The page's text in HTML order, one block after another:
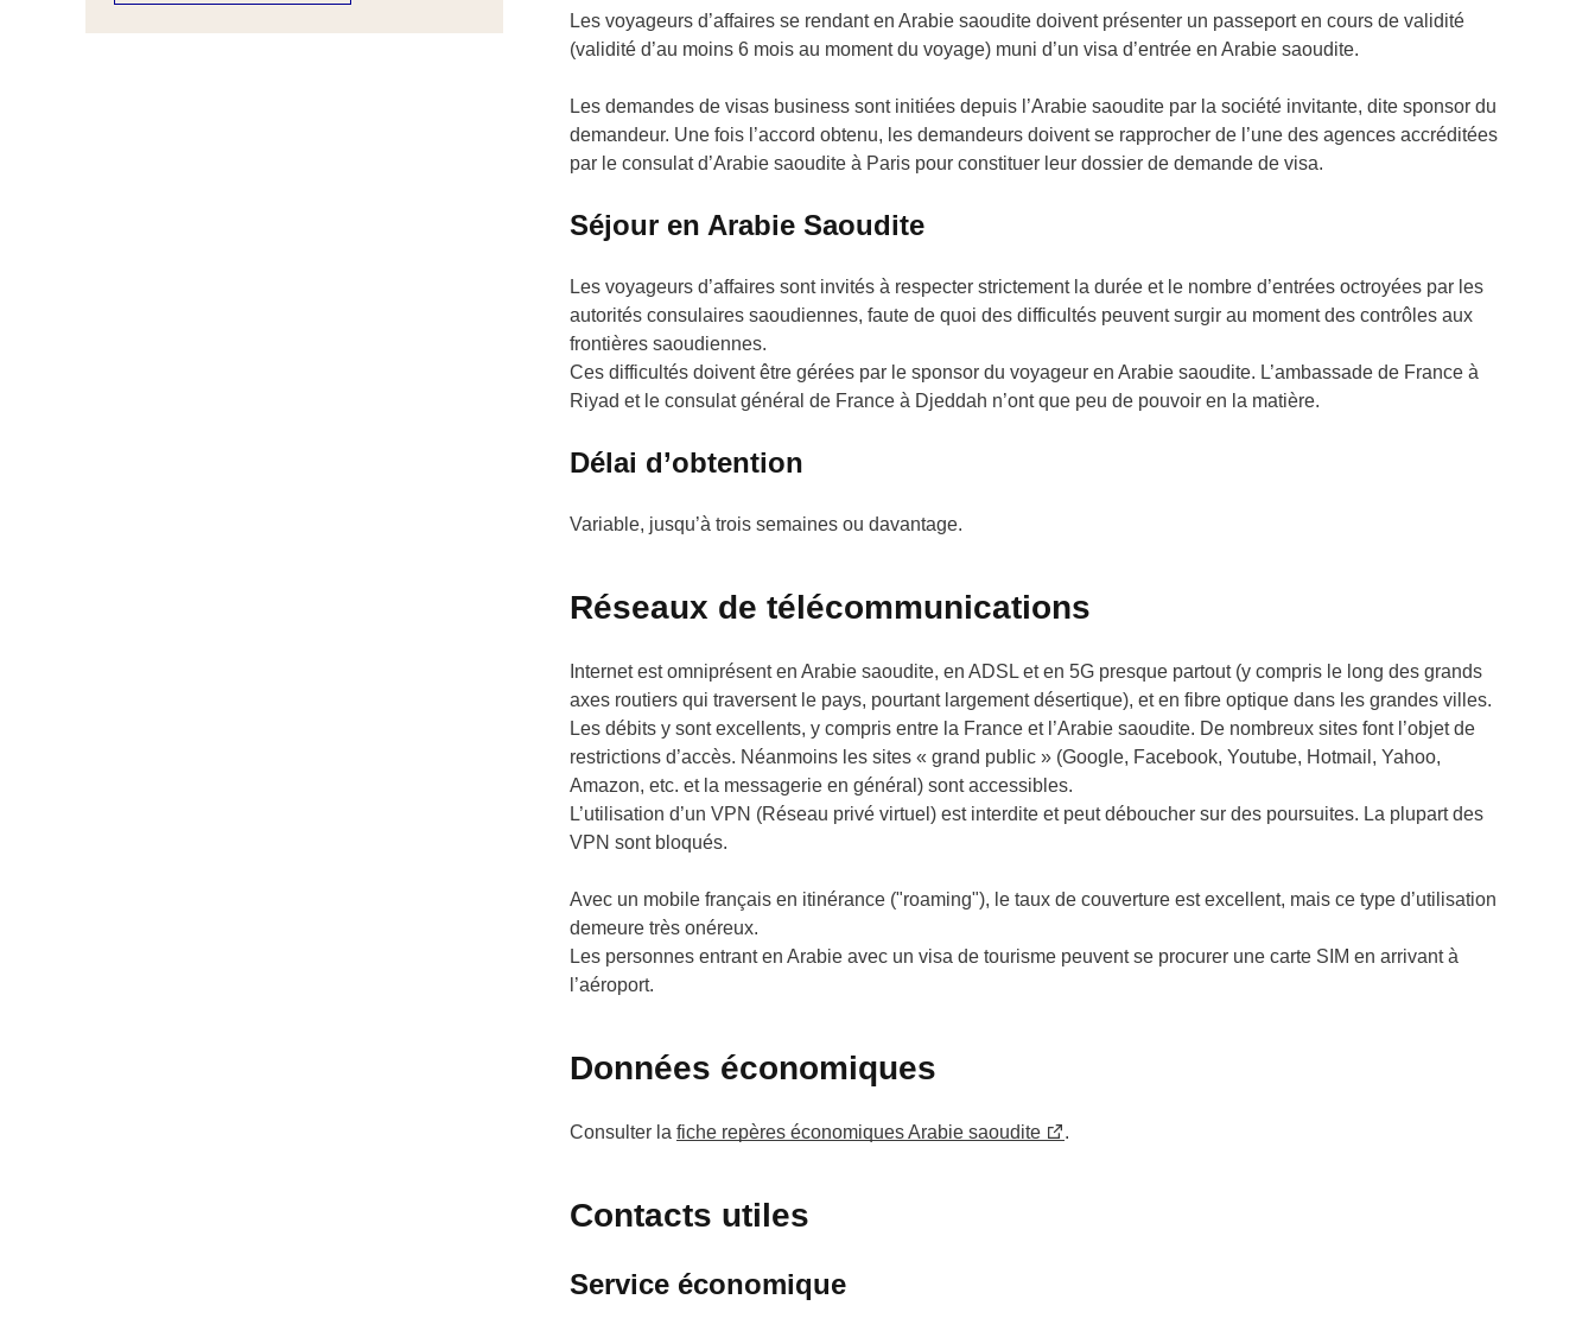
Les voyageurs d’affaires se rendant en Arabie saoudite doivent présenter un passeport en cours de validité
(validité d’au moins 6 mois au moment du voyage) muni d’un visa d’entrée en Arabie saoudite.
Les demandes de visas business sont initiées depuis l’Arabie saoudite par la société invitante, dite sponsor du
demandeur. Une fois l’accord obtenu, les demandeurs doivent se rapprocher de l’une des agences accréditées
par le consulat d’Arabie saoudite à Paris pour constituer leur dossier de demande de visa.
Séjour en Arabie Saoudite
Les voyageurs d’affaires sont invités à respecter strictement la durée et le nombre d’entrées octroyées par les
autorités consulaires saoudiennes, faute de quoi des difficultés peuvent surgir au moment des contrôles aux
frontières saoudiennes.
Ces difficultés doivent être gérées par le sponsor du voyageur en Arabie saoudite. L’ambassade de France à
Riyad et le consulat général de France à Djeddah n’ont que peu de pouvoir en la matière.
Délai d’obtention
Variable, jusqu’à trois semaines ou davantage.
Réseaux de télécommunications
Internet est omniprésent en Arabie saoudite, en ADSL et en 5G presque partout (y compris le long des grands
axes routiers qui traversent le pays, pourtant largement désertique), et en fibre optique dans les grandes villes.
Les débits y sont excellents, y compris entre la France et l’Arabie saoudite. De nombreux sites font l’objet de
restrictions d’accès. Néanmoins les sites « grand public » (Google, Facebook, Youtube, Hotmail, Yahoo,
Amazon, etc. et la messagerie en général) sont accessibles.
L’utilisation d’un VPN (Réseau privé virtuel) est interdite et peut déboucher sur des poursuites. La plupart des
VPN sont bloqués.
Avec un mobile français en itinérance ("roaming"), le taux de couverture est excellent, mais ce type d’utilisation
demeure très onéreux.
Les personnes entrant en Arabie avec un visa de tourisme peuvent se procurer une carte SIM en arrivant à
l’aéroport.
Données économiques
Consulter la fiche repères économiques Arabie saoudite .
Contacts utiles
Service économique